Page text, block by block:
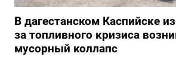
В дагестанском Каспийске
за топливного кризиса
мусорный коллапс